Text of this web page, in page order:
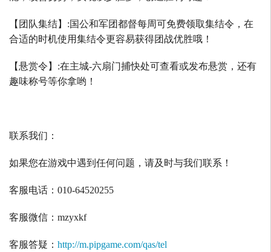
【团队集结】 :国公和军团都督每周可免费领取集结令，在
合适的时机使用集结令更容易获得团战优胜哦！
【悬赏令】 :在主城-六扇门捕快处可查看或发布悬赏，还有
趣味称号等你拿哟！
联系我们：
如果您在游戏中遇到任何问题，请及时与我们联系！
客服电话： 010-64520255
客服微信： mzyxkf
客服答疑： http://m.pipgame.com/qas/tel